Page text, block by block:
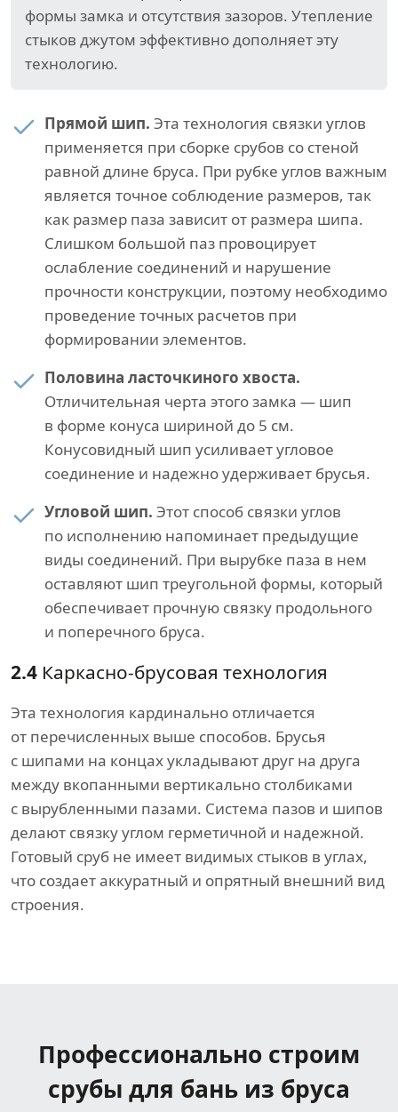
формы замка и отсутствия зазоров. Утепление
стыков джутом эффективно дополняет эту
технологию.
Прямой шип. Эта технология связки углов
применяется при сборке срубов со стеной
равной длине бруса. При рубке углов важным
является точное соблюдение размеров, так
как размер паза зависит от размера шипа.
Слишком большой паз провоцирует
ослабление соединений и нарушение
прочности конструкции, поэтому необходимо
проведение точных расчетов при
формировании элементов.
Половина ласточкиного хвоста.
Отличительная черта этого замка — шип
в форме конуса шириной до 5 см.
Конусовидный шип усиливает угловое
соединение и надежно удерживает брусья.
Угловой шип. Этот способ связки углов
по исполнению напоминает предыдущие
виды соединений. При вырубке паза в нем
оставляют шип треугольной формы, который
обеспечивает прочную связку продольного
и поперечного бруса.
2.4 Каркасно-брусовая технология
Эта технология кардинально отличается
от перечисленных выше способов. Брусья
с шипами на концах укладывают друг на друга
между вкопанными вертикально столбиками
с вырубленными пазами. Система пазов и шипов
делают связку углом герметичной и надежной.
Готовый сруб не имеет видимых стыков в углах,
что создает аккуратный и опрятный внешний вид
строения.
Профессионально строим
срубы для бань из бруса